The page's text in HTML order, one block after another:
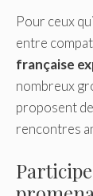
Pour ceux
entre
française
nombreux
proposent
rencontres